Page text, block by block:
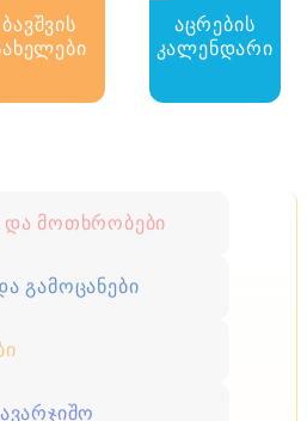
ბავშვის
აცრების
კალენდარი
და მოთხრობები
გამოცანები